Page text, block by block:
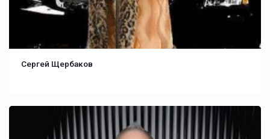
Сергей Щербаков